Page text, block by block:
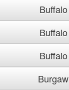
Buffalo
Buffalo
Buffalo
Burgaw